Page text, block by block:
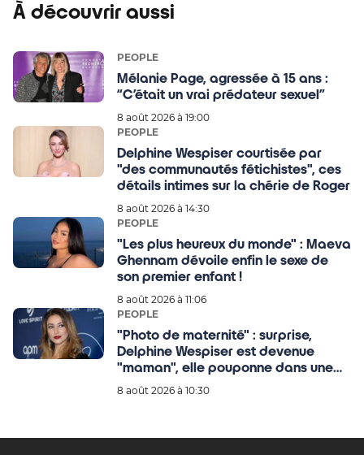
À découvrir aussi
PEOPLE
Mélanie Page, agressée à 15 ans :
“C’était un vrai prédateur sexuel”
8 août 2026 à 19:00
PEOPLE
Delphine Wespiser courtisée par
"des communautés fétichistes", ces
détails intimes sur la chérie de Roger
8 août 2026 à 14:30
PEOPLE
"Les plus heureux du monde" : Maeva
Ghennam dévoile enfin le sexe de
son premier enfant !
8 août 2026 à 11:06
PEOPLE
"Photo de maternité" : surprise,
Delphine Wespiser est devenue
"maman", elle pouponne dans une
série de clichés très émouvants
8 août 2026 à 10:30